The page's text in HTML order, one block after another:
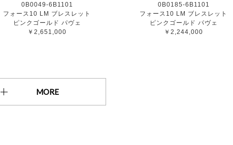
0B0049-6B1101
フォース10 LM ブレスレット
ピンクゴールド パヴェ
￥2,651,000
0B0185-6B1101
フォース10 LM ブレスレット
ピンクゴールド パヴェ
￥2,244,000
MORE